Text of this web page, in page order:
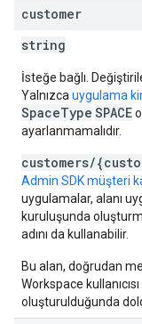
customer
string
İsteğe bağlı.
Yalnızca uygulama
SpaceType SPACE
ayarlanmamalıdır.
customers/
Admin SDK müşteri
uygulamalar, alanı
kuruluşunda
adını da kullanabilir.
Bu alan, doğrudan
Workspace
oluşturulduğunda